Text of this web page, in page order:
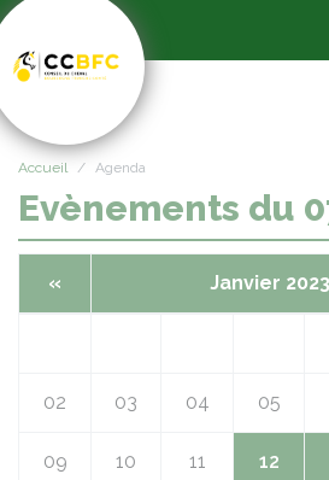
Accueil Agenda
Evènements du
« Janvier 2023
02 03 04 05
09 10 11 12
Panneau de gestion des cookies